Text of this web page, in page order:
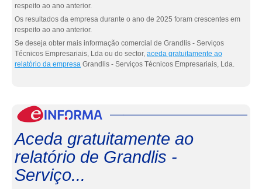
respeito ao ano anterior.
Os resultados da empresa durante o ano de 2025 foram crescentes em
respeito ao ano anterior.
Se deseja obter mais informação comercial de Grandlis - Serviços
Técnicos Empresariais, Lda ou do sector, aceda gratuitamente ao
relatório da empresa Grandlis - Serviços Técnicos Empresariais, Lda.
Aceda gratuitamente ao
relatório de Grandlis -
Serviço...